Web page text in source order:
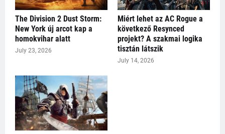
The Division 2 Dust Storm:
New York új arcot kap a
homokvihar alatt
July 23, 2026
Miért lehet az AC Rogue a
következő Resynced
projekt? A szakmai logika
tisztán látszik
July 14, 2026